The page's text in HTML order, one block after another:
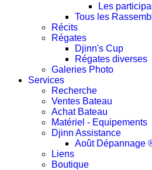
Les
Tous les
Récits
Régates
Djinn's Cup
Régates diverses
Galeries Photo
Services
Recherche
Ventes Bateau
Achat Bateau
Matériel - Equipements
Djinn Assistance
Août Dépannage
Liens
Boutique